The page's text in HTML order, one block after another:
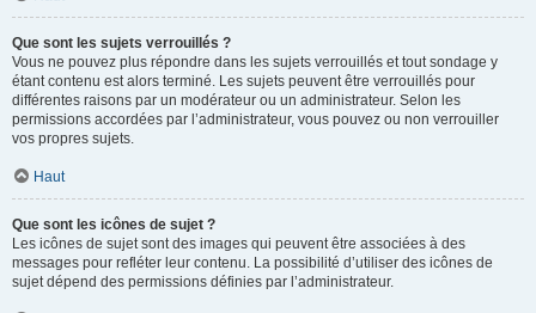
Que sont les sujets verrouillés ?
Vous ne pouvez plus répondre dans les sujets verrouillés et tout sondage y
étant contenu est alors terminé. Les sujets peuvent être verrouillés pour
différentes raisons par un modérateur ou un administrateur. Selon les
permissions accordées par l’administrateur, vous pouvez ou non verrouiller
vos propres sujets.
Haut
Que sont les icônes de sujet ?
Les icônes de sujet sont des images qui peuvent être associées à des
messages pour refléter leur contenu. La possibilité d’utiliser des icônes de
sujet dépend des permissions définies par l’administrateur.